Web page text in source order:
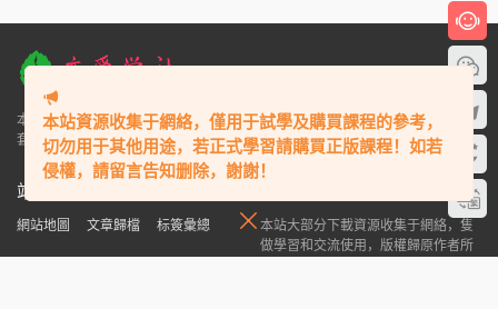
本站專注于提高兩性情商，如何追女生、撩妹泡妞秘籍、戀愛技巧、把妹聊天
套路、挽回婚姻愛情、個人魅力提升等服務,有情感問題,就來戀愛學社！"
站内鏈接
網站地圖 文章歸檔 标簽彙總
本站大部分下載資源收集于網絡，隻
做學習和交流使用，版權歸原作者所
本站資源收集于網絡，僅用于試學及購買課程的參考，
切勿用于其他用途，若正式學習請購買正版課程！如若
侵權，請留言告知删除，謝謝！